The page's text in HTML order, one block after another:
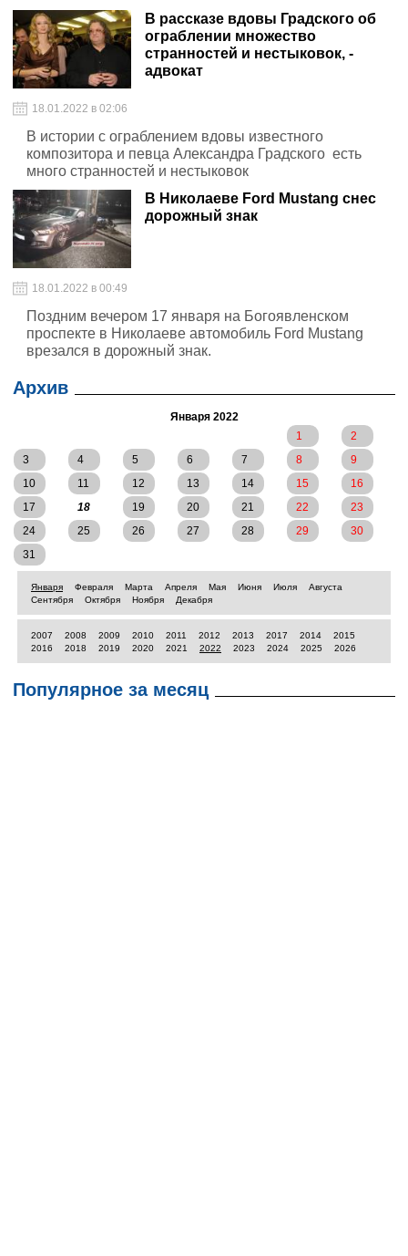
В рассказе вдовы Градского об
ограблении множество
странностей и нестыковок, -
адвокат
18.01.2022 в 02:06
В истории с ограблением вдовы известного
композитора и певца Александра Градского есть
много странностей и нестыковок
В Николаеве Ford Mustang снес
дорожный знак
18.01.2022 в 00:49
Поздним вечером 17 января на Богоявленском
проспекте в Николаеве автомобиль Ford Mustang
врезался в дорожный знак.
Архив
Января 2022
1
2
3
4 5 6 7 8
9
10
11 12 13 14 15
16
17
18 19 20 21 22
23
24
25 26 27 28 29
30
31
Января Февраля Марта Апреля Мая Июня Июля
Августа
Сентября
Октября Ноября Декабря
2007 2008 2009 2010 2011 2012 2013 2017 2014
2015
2016
2018 2019 2020 2021 2022 2023 2024 2025 2026
Популярное за месяц